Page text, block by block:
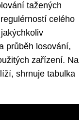
tažených
celého
průběh losování,
zařízení. Na
shrnuje tabulka